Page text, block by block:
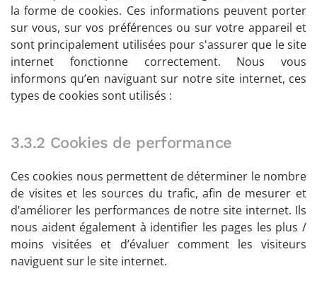
la forme de cookies. Ces informations peuvent porter
sur vous, sur vos préférences ou sur votre appareil et
sont principalement utilisées pour s'assurer que le site
internet fonctionne correctement. Nous vous
informons qu’en naviguant sur notre site internet, ces
types de cookies sont utilisés :
3.3.2 Cookies de performance
Ces cookies nous permettent de déterminer le nombre
de visites et les sources du trafic, afin de mesurer et
d’améliorer les performances de notre site internet. Ils
nous aident également à identifier les pages les plus /
moins visitées et d’évaluer comment les visiteurs
naviguent sur le site internet.